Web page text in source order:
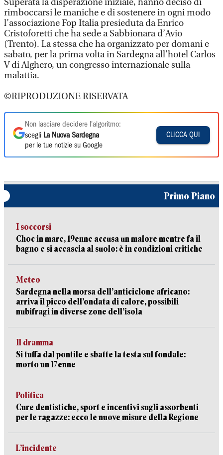
Superata la disperazione iniziale, hanno deciso di
rimboccarsi le maniche e di sostenere in ogni modo
l’associazione Fop Italia presieduta da Enrico
Cristoforetti che ha sede a Sabbionara d’Avio
(Trento). La stessa che ha organizzato per domani e
sabato, per la prima volta in Sardegna all’hotel Carlos
V di Alghero, un congresso internazionale sulla
malattia.
©RIPRODUZIONE RISERVATA
Non lasciare decidere l'algoritmo:
scegli La Nuova Sardegna
per le tue notizie su Google
CLICCA QUI
Primo Piano
I soccorsi
Choc in mare, 19enne accusa un malore mentre fa il
bagno e si accascia al suolo: è in condizioni critiche
Meteo
Sardegna nella morsa dell’anticiclone africano:
arriva il picco dell’ondata di calore, possibili
nubifragi in diverse zone dell’isola
Il dramma
Si tuffa dal pontile e sbatte la testa sul fondale:
morto un 17enne
Politica
Cure dentistiche, sport e incentivi sugli assorbenti
per le ragazze: ecco le nuove misure della Regione
L’incidente